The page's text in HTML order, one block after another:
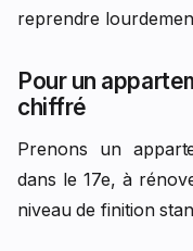
reprendre
Pour un
chiffré
Prenons un
dans le 17e, à
niveau de finition